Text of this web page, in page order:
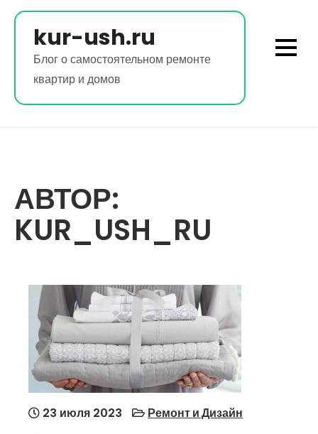
Перейти
содержимомуkur-ush.ru
Блог о самостоятельном ремонте
квартир и домов
АВТОР:
KUR_USH_RU
23 июля 2023 Ремонт и Дизайн